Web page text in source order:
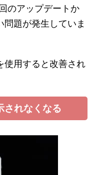
のアップデートか
問題が発生していま
使用すると改善され
されなくなる